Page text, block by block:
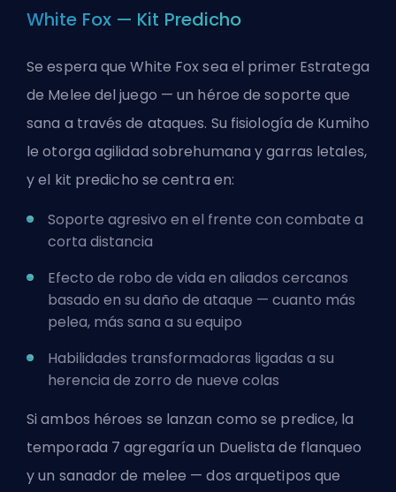
White Fox — Kit Predicho
Se espera que White Fox sea el primer Estratega
de Melee del juego — un héroe de soporte que
sana a través de ataques. Su fisiología de Kumiho
le otorga agilidad sobrehumana y garras letales,
y el kit predicho se centra en:
Soporte agresivo en el frente con combate a
corta distancia
Efecto de robo de vida en aliados cercanos
basado en su daño de ataque — cuanto más
pelea, más sana a su equipo
Habilidades transformadoras ligadas a su
herencia de zorro de nueve colas
Si ambos héroes se lanzan como se predice, la
temporada 7 agregaría un Duelista de flanqueo
y un sanador de melee — dos arquetipos que